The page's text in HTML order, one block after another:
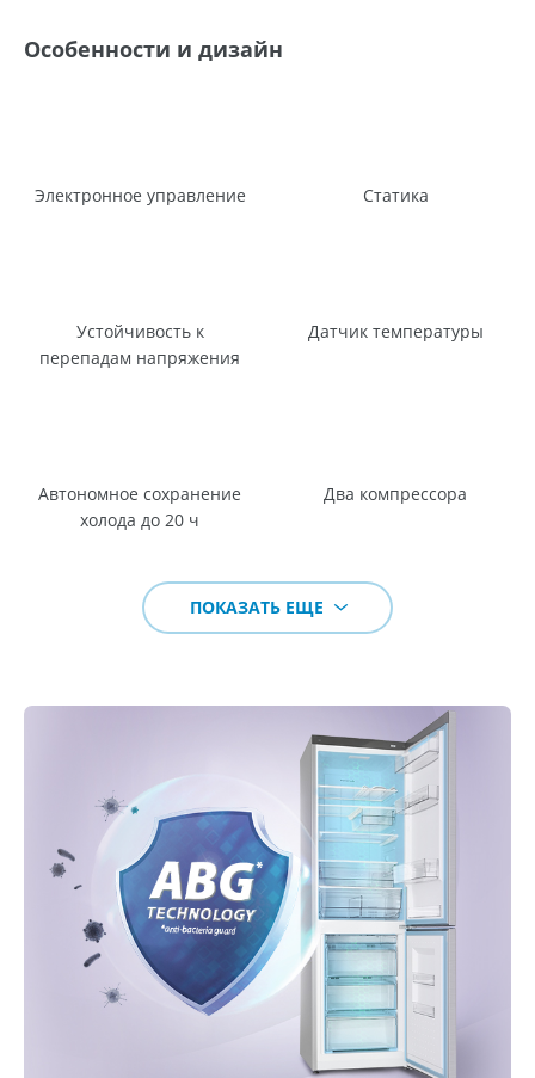
Особенности и дизайн
Электронное управление Статика
Устойчивость к
перепадам напряжения
Датчик температуры
Автономное сохранение
холода до 20 ч
Два компрессора
ПОКАЗАТЬ ЕЩЕ